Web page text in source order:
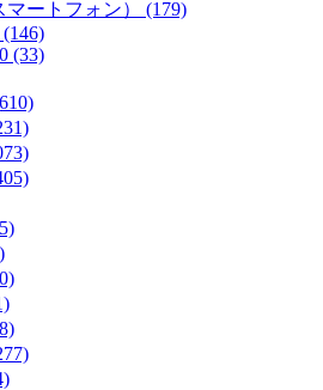
マートフォン） (179)
(33)